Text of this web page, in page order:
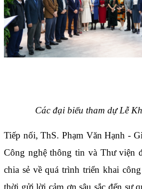
Các đại biểu tham dự Lễ
Tiếp nối, ThS. Phạm Văn Hạnh -
Công nghệ thông tin và Thư viện
chia sẻ về quá trình triển khai
thời gửi lời cảm ơn sâu sắc đến sự